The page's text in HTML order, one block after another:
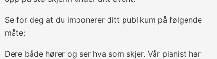
Se for deg at du imponerer ditt publikum på følgende
måte:
Dere både hører og ser hva som skjer. Vår pianist har